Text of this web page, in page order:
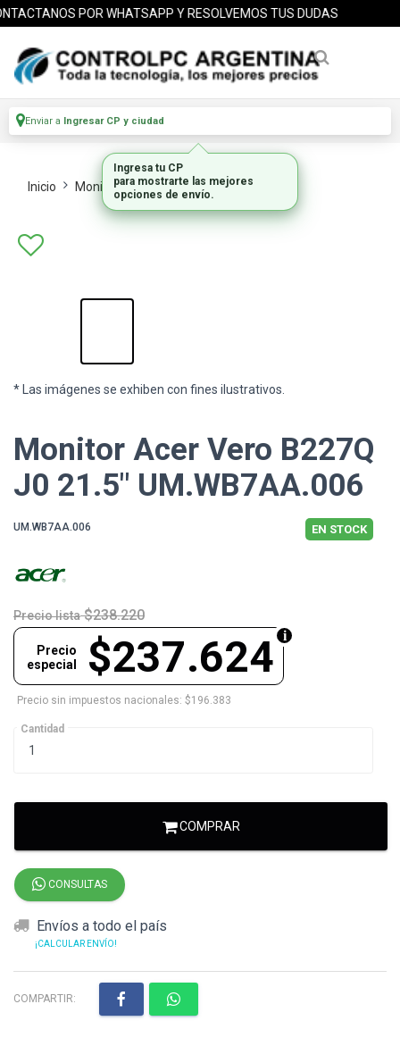
POR WHATSAPP Y RESOLVEMOS TUS DUDAS
Enviar a Ingresar CP y ciudad
Inicio Monitores Monitores Lcd
* Las imágenes se exhiben con fines ilustrativos.
Monitor Acer Vero B227Q
J0 21.5" UM.WB7AA.006
UM.WB7AA.006 EN STOCK
Precio lista $238.220
$237.624
Precio
especial
Precio sin impuestos nacionales: $196.383
Cantidad
COMPRAR
CONSULTAS
Envíos a todo el país
¡CALCULAR ENVÍO!
COMPARTIR: